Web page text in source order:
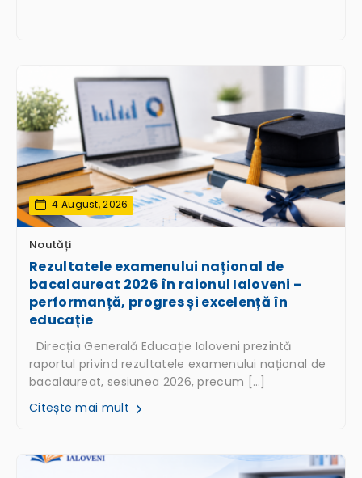
4 August, 2026
Noutăți
Rezultatele examenului național de
bacalaureat 2026 în raionul Ialoveni –
performanță, progres și excelență în
educație
Direcția Generală Educație Ialoveni prezintă
raportul privind rezultatele examenului național de
bacalaureat, sesiunea 2026, precum […]
Citește mai mult